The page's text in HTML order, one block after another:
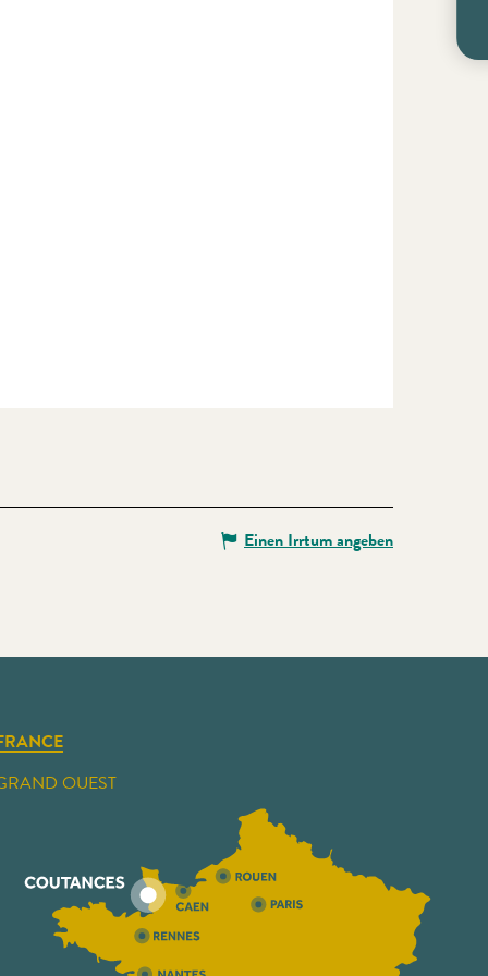
Einen Irrtum angeben
OUEST